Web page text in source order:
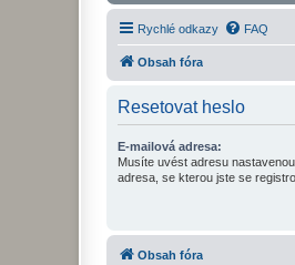
Rychlé odkazy FAQ
Obsah fóra
Resetovat heslo
E-mailová adresa:
Musíte uvést adresu
adresa, se kterou jste se
Obsah fóra